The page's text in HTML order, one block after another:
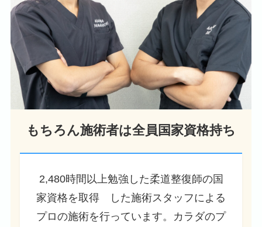
もちろん施術者は全員国家資格持ち
2,480時間以上勉強した柔道整復師の国
家資格を取得 した施術スタッフによる
プロの施術を行っています。カラダのプ